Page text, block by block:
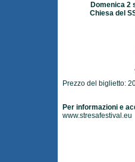
Domenica 2
Chiesa del
Prezzo del biglietto:
Per informazioni e
www.stresafestival.eu